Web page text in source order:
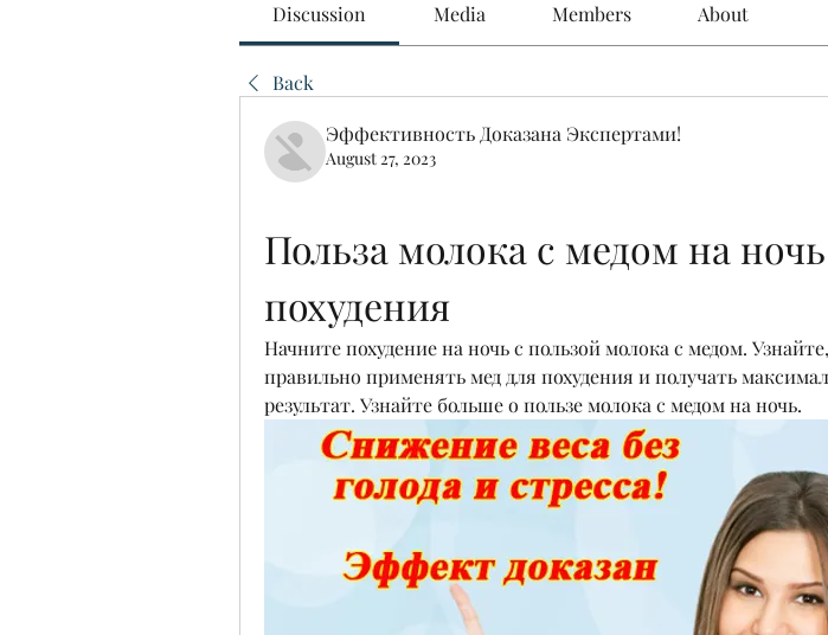
Discussion Media Members About
Back
Эффективность Доказана Экспертами!
August 27, 2023
Польза молока с медом на
похудения
Начните похудение на ночь с пользой молока с медом.
правильно применять мед для похудения и получать
результат. Узнайте больше о пользе молока с медом на ночь.